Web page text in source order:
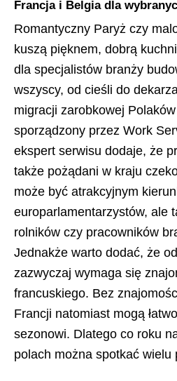
Francja i Belgia dla
Romantyczny Paryż czy
kuszą pięknem, dobrą
dla specjalistów branży
wszyscy, od cieśli do
migracji zarobkowej
sporządzony przez Work
ekspert serwisu dodaje, że
także pożądani w kraju
może być atrakcyjnym
europarlamentarzystów, ale
rolników czy pracowników
Jednakże warto dodać, że
zazwyczaj wymaga się
francuskiego. Bez
Francji natomiast mogą
sezonowi. Dlatego co roku
polach można spotkać wielu